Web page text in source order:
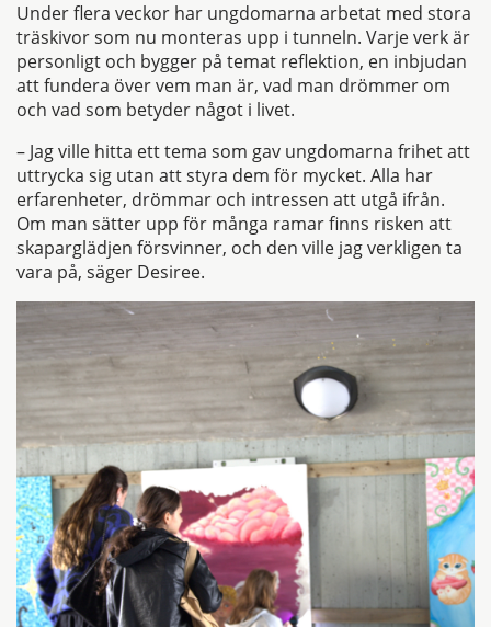
Under flera veckor har ungdomarna arbetat med stora
träskivor som nu monteras upp i tunneln. Varje verk är
personligt och bygger på temat reflektion, en inbjudan
att fundera över vem man är, vad man drömmer om
och vad som betyder något i livet.
– Jag ville hitta ett tema som gav ungdomarna frihet att
uttrycka sig utan att styra dem för mycket. Alla har
erfarenheter, drömmar och intressen att utgå ifrån.
Om man sätter upp för många ramar finns risken att
skaparglädjen försvinner, och den ville jag verkligen ta
vara på, säger Desiree.